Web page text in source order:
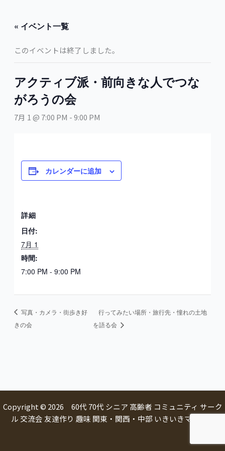
« イベント一覧
このイベントは終了しました。
アクティブ派・前向きな人でつな
がろうの会
7月 1 @ 7:00 PM -9:00 PM
カレンダーに追加
詳細
日付:
7月 1
時間:
7:00 PM - 9:00 PM
写真・カメラ・街歩き好
きの会
行ってみたい場所・旅行先・憧れの土地
を語る会
Copyright © 2026 60代 70代 シニア 高齢者 コミュニティ サーク
ル 交流会 友達作り 趣味 関東・関西・中部 いきいきマルシェ